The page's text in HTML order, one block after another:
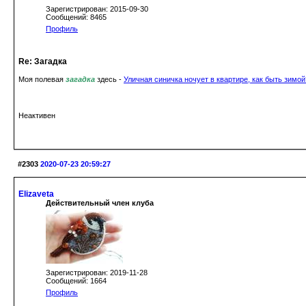
Зарегистрирован: 2015-09-30
Сообщений: 8465
Профиль
Re: Загадка
Моя полевая загадка здесь - Уличная синичка ночует в квартире, как быть
Неактивен
#2303 2020-07-23 20:59:27
Elizaveta
Действительный член клуба
Зарегистрирован: 2019-11-28
Сообщений: 1664
Профиль